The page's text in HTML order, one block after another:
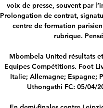
voix de presse, souvent par
Prolongation de contrat,
centre de formation
rubrique.
Mbombela United résultats
Equipes Compétitions. Foot
Italie; Allemagne; Espagne;
Uthongathi FC: 05/04/